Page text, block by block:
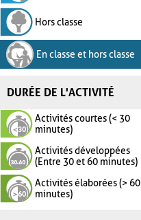
Hors classe
En classe et hors classe
DURÉE DE L'ACTIVITÉ
Activités courtes (< 30
minutes)
Activités développées
(Entre 30 et 60 minutes)
Activités élaborées (> 60
minutes)